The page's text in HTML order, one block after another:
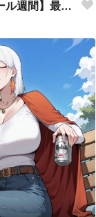
【#AIうちの子アピール週間】最高の笑顔